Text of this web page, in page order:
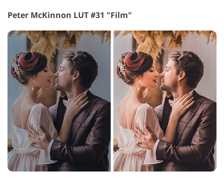
Peter McKinnon LUT #31 "Film"